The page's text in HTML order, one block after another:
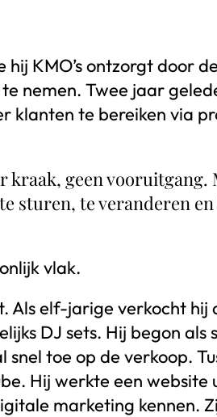
KMO’s ontzorgt door
nemen. Twee jaar
klanten te bereiken via
geen vooruitgang.
sturen, te veranderen
vlak.
Als elf-jarige verkocht hij
DJ sets. Hij begon als
toe op de verkoop.
Hij werkte een website
marketing kennen.